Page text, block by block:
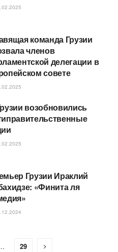
команда Грузии
членов
делегации в
совете
возобновились
Грузии Ираклий
«Финита ля
29